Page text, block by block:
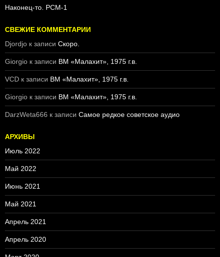
Наконец-то. PCM-1
СВЕЖИЕ КОММЕНТАРИИ
Djordjo к записи Скоро.
Giorgio к записи ВМ «Малахит», 1975 г.в.
VCD к записи ВМ «Малахит», 1975 г.в.
Giorgio к записи ВМ «Малахит», 1975 г.в.
DarzWeta666 к записи Самое редкое советское аудио
АРХИВЫ
Июль 2022
Май 2022
Июнь 2021
Май 2021
Апрель 2021
Апрель 2020